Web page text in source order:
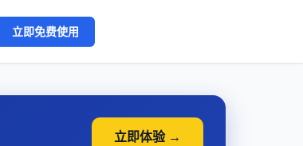
立即免费使用
立即体验 →